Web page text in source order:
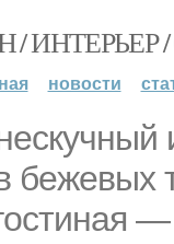
/ ИНТЕРЬЕР
новости
бежевых